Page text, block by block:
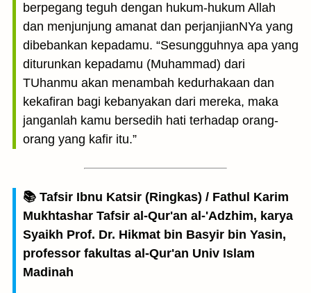
berpegang teguh dengan hukum-hukum Allah
dan menjunjung amanat dan perjanjianNYa yang
dibebankan kepadamu. “Sesungguhnya apa yang
diturunkan kepadamu (Muhammad) dari
TUhanmu akan menambah kedurhakaan dan
kekafiran bagi kebanyakan dari mereka, maka
janganlah kamu bersedih hati terhadap orang-
orang yang kafir itu.”
📚 Tafsir Ibnu Katsir (Ringkas) / Fathul Karim
Mukhtashar Tafsir al-Qur'an al-'Adzhim, karya
Syaikh Prof. Dr. Hikmat bin Basyir bin Yasin,
professor fakultas al-Qur'an Univ Islam
Madinah